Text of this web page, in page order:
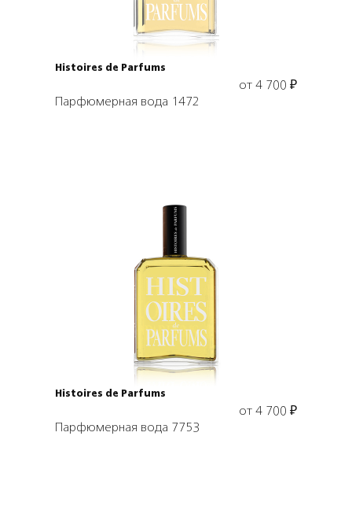
Histoires de Parfums
от 4 700 ₽
Парфюмерная вода 1472
Выбрать объем
Histoires de Parfums
от 4 700 ₽
Парфюмерная вода 7753